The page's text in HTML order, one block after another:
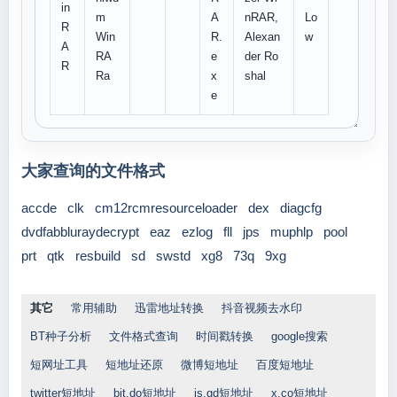
in
R
A
R
m
Win
RA
Ra
A
R.
e
x
e
nRAR,
Alexan
der Ro
shal
Lo
w
大家查询的文件格式
accde clk cm12rcmresourceloader dex
diagcfg
dvdfabbluraydecrypt
eaz ezlog fll jps muphlp
pool
prt
qtk resbuild sd swstd xg8 73q 9xg
其它 常用辅助 迅雷地址转换 抖音视频去水印
BT种子分析 文件格式查询 时间戳转换 google搜索
短网址工具 短地址还原 微博短地址 百度短地址
twitter短地址 bit.do短地址 is.gd短地址 x.co短地址